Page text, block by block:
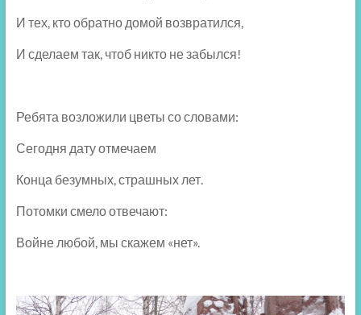
И тех, кто обратно домой возвратился,
И сделаем так, чтоб никто не забылся!
Ребята возложили цветы со словами:
Сегодня дату отмечаем
Конца безумных, страшных лет.
Потомки смело отвечают:
Войне любой, мы скажем «нет».